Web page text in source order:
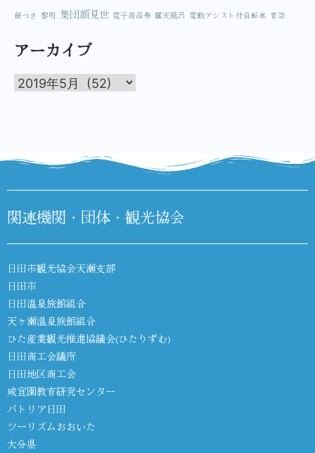
餅つき 黎明 集団顔見世 電子商品券 露天風呂 電動アシスト付自転車 青空
アーカイブ
関連機関・団体・観光協会
日田市観光協会天瀬支部
日田市
日田温泉旅館組合
天ヶ瀬温泉旅館組合
ひた産業観光推進協議会(ひたりずむ)
日田商工会議所
日田地区商工会
咸宜園教育研究センター
パトリア日田
ツーリズムおおいた
大分県